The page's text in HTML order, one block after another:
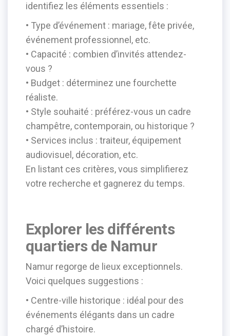
identifiez les éléments essentiels :
• Type d’événement : mariage, fête privée,
événement professionnel, etc.
• Capacité : combien d’invités attendez-
vous ?
• Budget : déterminez une fourchette
réaliste.
• Style souhaité : préférez-vous un cadre
champêtre, contemporain, ou historique ?
• Services inclus : traiteur, équipement
audiovisuel, décoration, etc.
En listant ces critères, vous simplifierez
votre recherche et gagnerez du temps.
Explorer les différents
quartiers de Namur
Namur regorge de lieux exceptionnels.
Voici quelques suggestions :
• Centre-ville historique : idéal pour des
événements élégants dans un cadre
chargé d’histoire.